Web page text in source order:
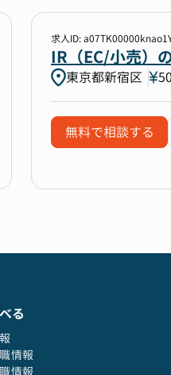
求人ID:
IR（EC/小売）
東京都新宿区
無料で相談する
る
情報
情報